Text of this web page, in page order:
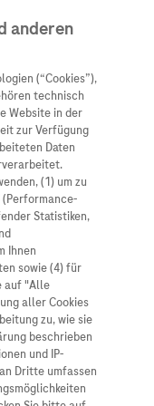
Wer wir sind
Was uns antreibt
Unsere Standorte
Roche Stories
Events
Forschung
Personalisierte
Digitalisierung
Blog Zukunftslabor
Unser Service für
Informationen zu
Diagnostik ist
Klinische Studien
Arzneimittel A-Z
Roche Pipeline
Roche Fachportal
anderen
(“Cookies”),
technisch
Website in der
zur Verfügung
Daten
(1) um zu
Statistiken,
Ihnen
sowie (4) für
auf "Alle
aller Cookies
zu, wie sie
beschrieben
und IP-
Dritte umfassen